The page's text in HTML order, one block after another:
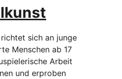
sich an junge
Menschen ab 17
Arbeit
und erproben